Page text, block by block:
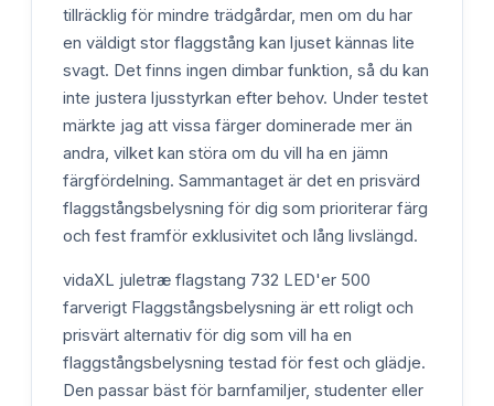
tillräcklig för mindre trädgårdar, men om du har
en väldigt stor flaggstång kan ljuset kännas lite
svagt. Det finns ingen dimbar funktion, så du kan
inte justera ljusstyrkan efter behov. Under testet
märkte jag att vissa färger dominerade mer än
andra, vilket kan störa om du vill ha en jämn
färgfördelning. Sammantaget är det en prisvärd
flaggstångsbelysning för dig som prioriterar färg
och fest framför exklusivitet och lång livslängd.
vidaXL juletræ flagstang 732 LED'er 500
farverigt Flaggstångsbelysning är ett roligt och
prisvärt alternativ för dig som vill ha en
flaggstångsbelysning testad för fest och glädje.
Den passar bäst för barnfamiljer, studenter eller